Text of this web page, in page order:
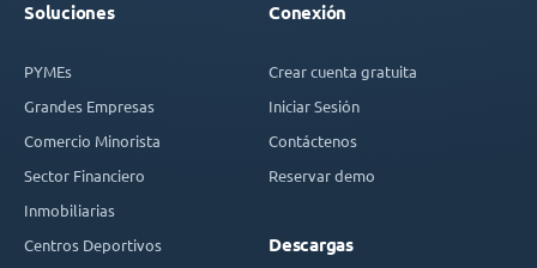
Soluciones
PYMEs
Grandes Empresas
Comercio Minorista
Sector Financiero
Inmobiliarias
Centros Deportivos
Conexión
Crear cuenta gratuita
Iniciar Sesión
Contáctenos
Reservar demo
Descargas